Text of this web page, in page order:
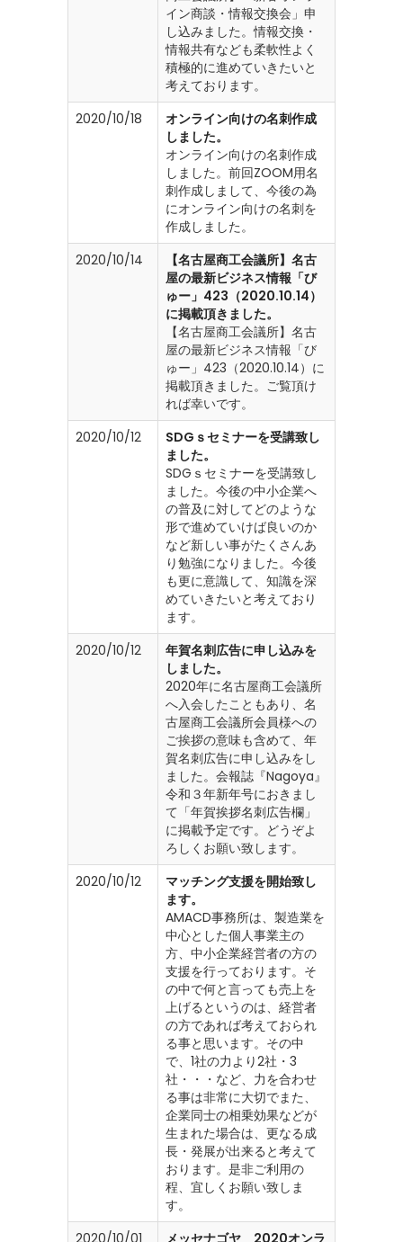
イン商談・情報交換会」申
し込みました。情報交換・
情報共有なども柔軟性よく
積極的に進めていきたいと
考えております。
2020/10/18
オンライン向けの名刺作成
しました。
オンライン向けの名刺作成
しました。前回ZOOM用名
刺作成しまして、今後の為
にオンライン向けの名刺を
作成しました。
2020/10/14
【名古屋商工会議所】名古
屋の最新ビジネス情報「び
ゅー」423（2020.10.14）
に掲載頂きました。
【名古屋商工会議所】名古
屋の最新ビジネス情報「び
ゅー」423（2020.10.14）に
掲載頂きました。ご覧頂け
れば幸いです。
2020/10/12
SDGｓセミナーを受講致し
ました。
SDGｓセミナーを受講致し
ました。今後の中小企業へ
の普及に対してどのような
形で進めていけば良いのか
など新しい事がたくさんあ
り勉強になりました。今後
も更に意識して、知識を深
めていきたいと考えており
ます。
2020/10/12
年賀名刺広告に申し込みを
しました。
2020年に名古屋商工会議所
へ入会したこともあり、名
古屋商工会議所会員様への
ご挨拶の意味も含めて、年
賀名刺広告に申し込みをし
ました。会報誌『Nagoya』
令和３年新年号におきまし
て「年賀挨拶名刺広告欄」
に掲載予定です。どうぞよ
ろしくお願い致します。
2020/10/12
マッチング支援を開始致し
ます。
AMACD事務所は、製造業を
中心とした個人事業主の
方、中小企業経営者の方の
支援を行っております。そ
の中で何と言っても売上を
上げるというのは、経営者
の方であれば考えておられ
る事と思います。その中
で、1社の力より2社・3
社・・・など、力を合わせ
る事は非常に大切でまた、
企業同士の相乗効果などが
生まれた場合は、更なる成
長・発展が出来ると考えて
おります。是非ご利用の
程、宜しくお願い致しま
す。
2020/10/01
メッセナゴヤ 2020オンラ